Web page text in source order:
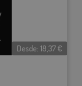
Desde:18,37€